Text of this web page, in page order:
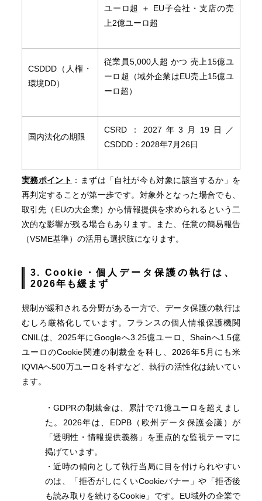
ユーロ超 ＋ EU子会社・支店の売
上2億ユーロ超
CSDDD（人権・
環境DD）
従業員5,000人超 かつ 売上15億ユ
ーロ超（域外企業はEU売上15億ユ
ーロ超）
国内法化の期限
CSRD：2027年3月19日／
CSDDD：2028年7月26日
実務ポイント ：まずは「自社が今も対象に該当するか」を
再判定することが第一歩です。対象外となった場合でも、
取引先（EUの大企業）から情報提供を求められるという二
次的な影響が残る場合もあります。また、任意の簡易報告
（VSME基準）の活用も選択肢になります。
3. Cookie ・個人データ保護の執行は、
2026年も緩まず
規制が緩和される分野がある一方で、データ保護の執行は
むしろ厳格化しています。フランスの個人情報保護機関
CNILは、2025年にGoogleへ3.25億ユーロ、Sheinへ1.5億
ユーロのCookie関連の制裁金を科し、2026年5月にも米
IQVIAへ500万ユーロを科すなど、執行の活性化は続いてい
ます。
・GDPRの制裁金は、累計で71億ユーロを超えまし
た。2026年は、EDPB（欧州データ保護会議）が
「透明性・情報提供義務」を重点的な監視テーマに
掲げています。
・近時の傾向として執行当局に目を付けられやすい
のは、「拒否がしにくいCookieバナー」や「拒否後
も読み取りを続けるCookie」です。EU域外の企業で